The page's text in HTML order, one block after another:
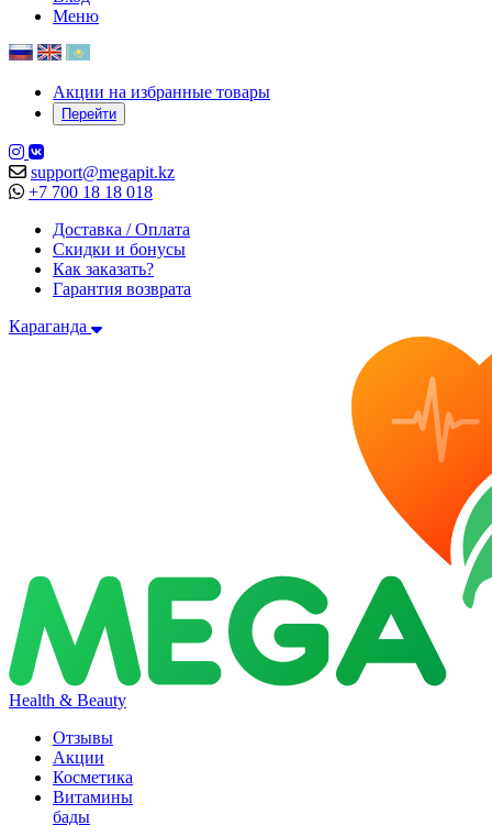
Меню
Акции на избранные товары
Перейти
support@megapit.kz
+7 700 18 18 018
Доставка / Оплата
Скидки и бонусы
Как заказать?
Гарантия возврата
Караганда
Health & Beauty
Отзывы
Акции
Косметика
Витамины
бады